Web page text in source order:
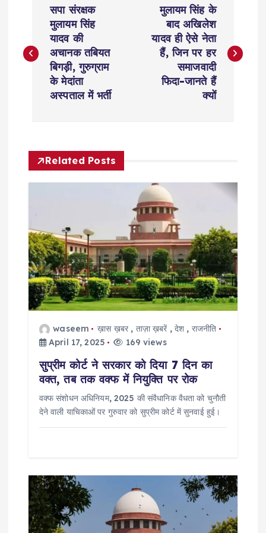
s
a
v
g
a
t
सपा संरक्षक
मुलायम सिंह
यादव की
अचानक तबियत
बिगड़ी, गुरुग्राम
के मेदांता
अस्पताल में भर्ती
मुलायम सिंह के
बाद अखिलेश
यादव ही ऐसे नेता
हैं, जिन पर हर
समाजवादी
फिदा-जानते हैं
क्यों
Related Posts
waseem ख़ास ख़बर , ताज़ा ख़बरें , देश , राजनीति
April 17, 2025
169 views
सुप्रीम कोर्ट ने सरकार को दिया 7 दिन का
वक्त, तब तक वक्फ में नियुक्ति पर रोक
वक्फ संशोधन अधिनियम, 2025 की संवैधानिक वैधता को चुनौती
देने वाली याचिकाओं पर गुरुवार को सुप्रीम कोर्ट में सुनवाई हुई।